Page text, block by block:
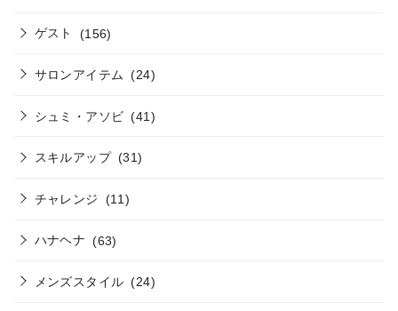
ゲスト (156)
サロンアイテム (24)
シュミ・アソビ (41)
スキルアップ (31)
チャレンジ (11)
ハナヘナ (63)
メンズスタイル (24)